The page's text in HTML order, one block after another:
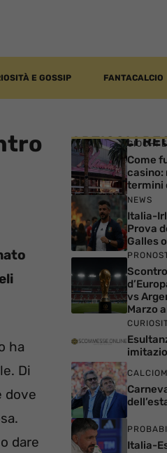
E GOSSIP FANTACALCIO
ha
Di
dove
dare
ARTICOLIGIOCHI
Come
casino:
termini
NEWS
Italia-
Prova
Galles
vs
Marzo
Italia-